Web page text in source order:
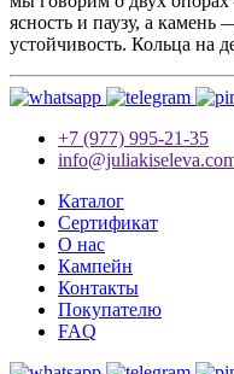
ясность и паузу, а
устойчивость. Кольца на
+7 (977) 995-21-35
Каталог
Сертификат
О нас
Кампейн
Контакты
Покупателю
FAQ